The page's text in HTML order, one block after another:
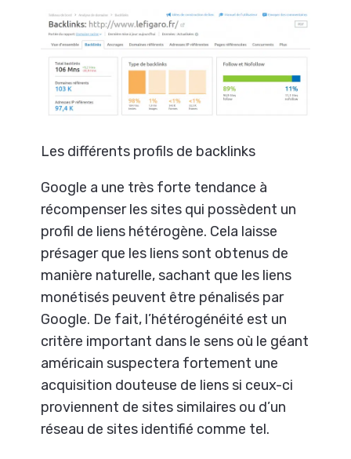
Les différents profils de backlinks
Google a une très forte tendance à
récompenser les sites qui possèdent un
profil de liens hétérogène. Cela laisse
présager que les liens sont obtenus de
manière naturelle, sachant que les liens
monétisés peuvent être pénalisés par
Google. De fait, l’hétérogénéité est un
critère important dans le sens où le géant
américain suspectera fortement une
acquisition douteuse de liens si ceux-ci
proviennent de sites similaires ou d’un
réseau de sites identifié comme tel.